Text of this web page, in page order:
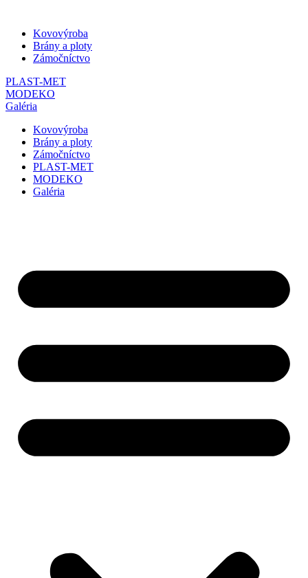
Kovovýroba
Brány a ploty
Zámočníctvo
PLAST-MET
MODEKO
Galéria
Kovovýroba
Brány a ploty
Zámočníctvo
PLAST-MET
MODEKO
Galéria